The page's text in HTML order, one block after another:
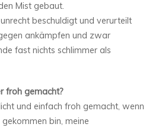
Mist gebaut.
beschuldigt und verurteilt
ankämpfen und zwar
fast nichts schlimmer als
froh gemacht?
und einfach froh gemacht, wenn
bin, meine